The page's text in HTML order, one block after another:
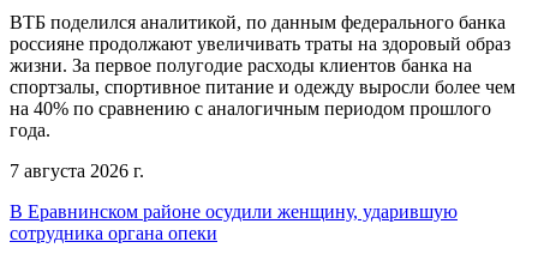
ВТБ поделился аналитикой, по данным федерального банка
россияне продолжают увеличивать траты на здоровый образ
жизни. За первое полугодие расходы клиентов банка на
спортзалы, спортивное питание и одежду выросли более чем
на 40% по сравнению с аналогичным периодом прошлого
года.
7 августа 2026 г.
В Еравнинском районе осудили женщину, ударившую
сотрудника органа опеки